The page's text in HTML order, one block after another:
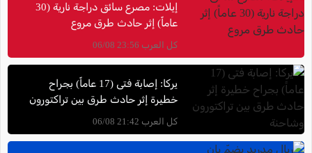
إيلات: مصرع سائق دراجة نارية (30
عاماً) إثر حادث طرق مروع
كل العرب 23:56 06/08
يركا: إصابة فتى (17 عاماً) بجراح
خطيرة إثر حادث طرق بين تراكتورون
وشاحنة
كل العرب 21:42 06/08